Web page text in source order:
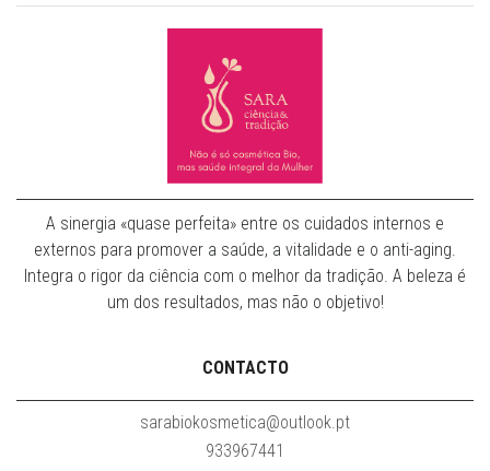
A sinergia «quase perfeita» entre os cuidados internos e
externos para promover a saúde, a vitalidade e o anti-aging.
Integra o rigor da ciência com o melhor da tradição. A beleza é
um dos resultados, mas não o objetivo!
CONTACTO
sarabiokosmetica@outlook.pt
933967441